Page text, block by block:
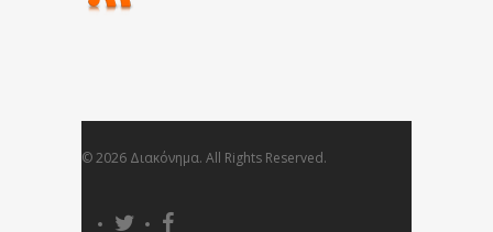
© 2026 Διακόνημα. All Rights Reserved.